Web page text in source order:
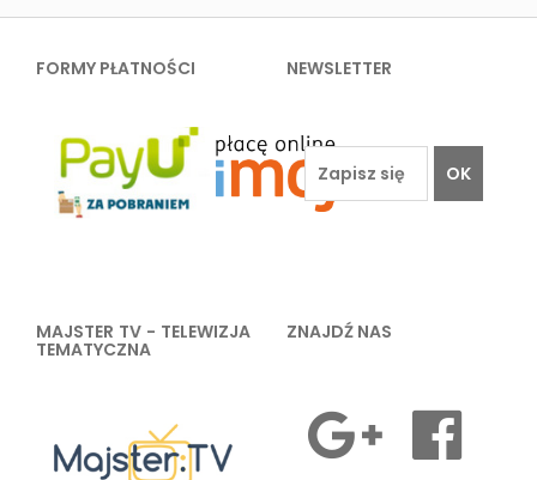
FORMY PŁATNOŚCI NEWSLETTER
OK
MAJSTER TV - TELEWIZJA
TEMATYCZNA
ZNAJDŹ NAS